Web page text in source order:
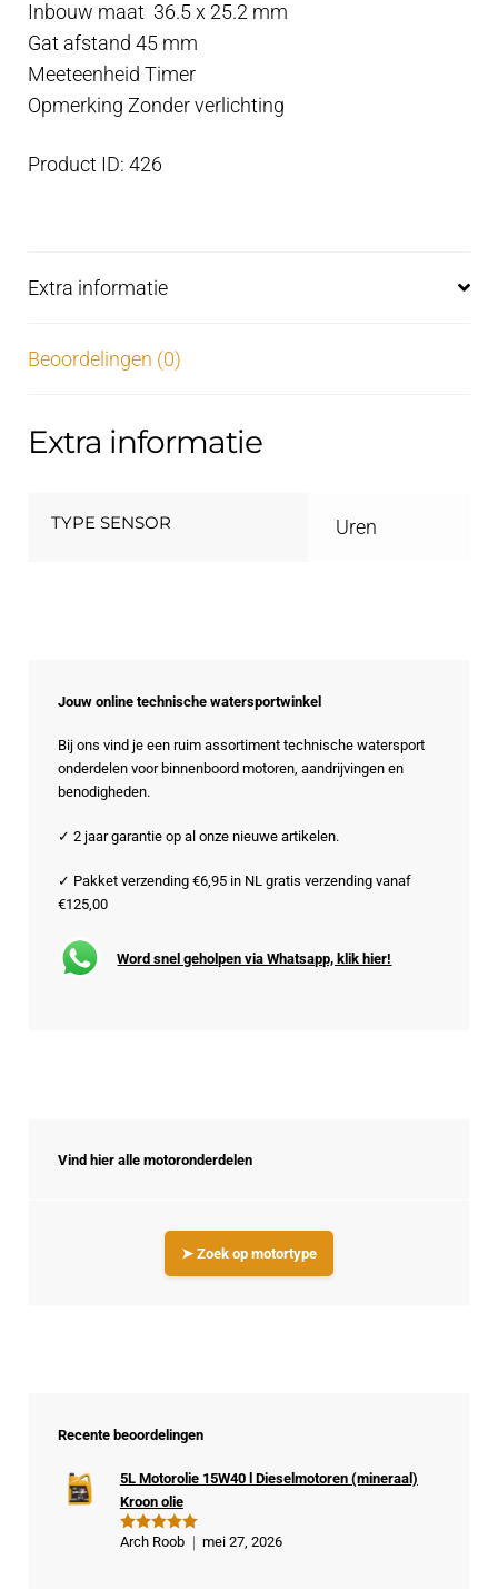
Inbouw maat 36.5 x 25.2 mm
Gat afstand 45 mm
Meeteenheid Timer
Opmerking Zonder verlichting
Product ID: 426
Extra informatie
Beoordelingen (0)
Extra informatie
TYPE SENSOR Uren
Jouw online technische watersportwinkel
Bij ons vind je een ruim assortiment technische watersport
onderdelen voor binnenboord motoren, aandrijvingen en
benodigheden.
✓ 2 jaar garantie op al onze nieuwe artikelen.
✓ Pakket verzending €6,95 in NL gratis verzending vanaf
€125,00
Word snel geholpen via Whatsapp, klik hier!
Vind hier alle motoronderdelen
➤ Zoek op motortype
Recente beoordelingen
Gewaardeer
5L Motorolie 15W40 l Dieselmotoren (mineraal)
Kroon olie
Arch Roob mei 27, 2026